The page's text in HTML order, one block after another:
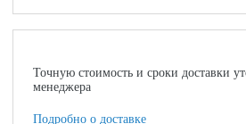
Точную стоимость и сроки доставки
менеджера
Подробно о доставке